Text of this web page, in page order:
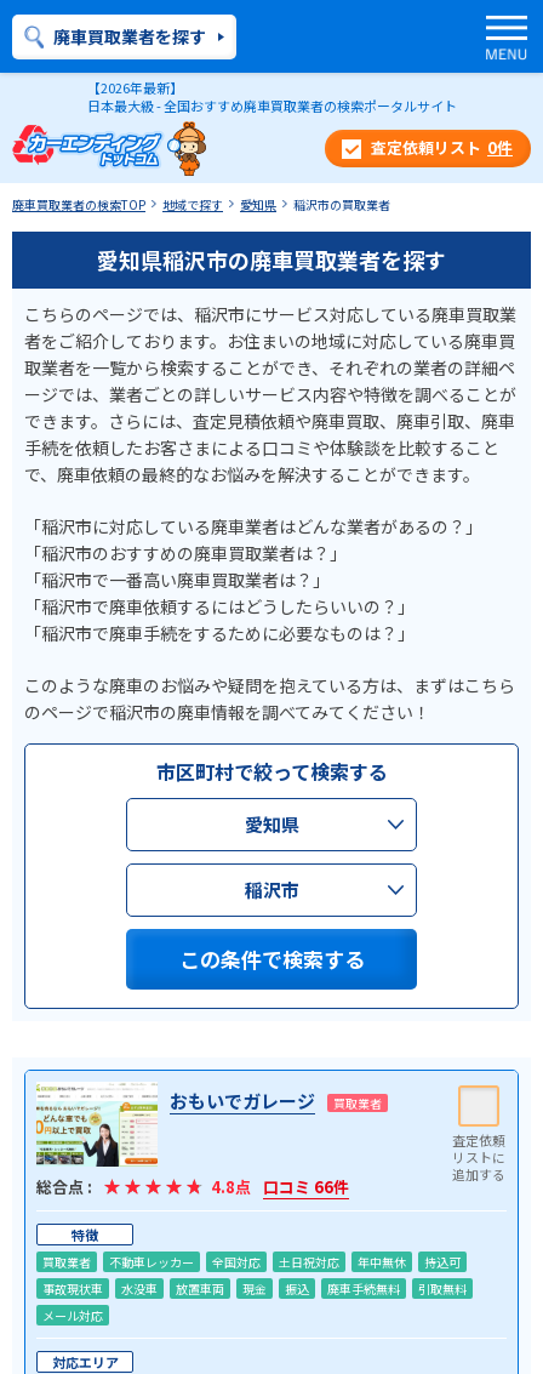
【2026年最新】
日本最大級 - 全国おすすめ廃車買取業者の検索ポータルサイト
0件
廃車買取業者を探す
廃車買取業者の検索TOP 地域で探す 愛知県 稲沢市の買取業者
愛知県稲沢市の廃車買取業者を探す
こちらのページでは、稲沢市にサービス対応している廃車買取業
者をご紹介しております。お住まいの地域に対応している廃車買
取業者を一覧から検索することができ、それぞれの業者の詳細ペ
ージでは、業者ごとの詳しいサービス内容や特徴を調べることが
できます。さらには、査定見積依頼や廃車買取、廃車引取、廃車
手続を依頼したお客さまによる口コミや体験談を比較すること
で、廃車依頼の最終的なお悩みを解決することができます。
「稲沢市に対応している廃車業者はどんな業者があるの？」
「稲沢市のおすすめの廃車買取業者は？」
「稲沢市で一番高い廃車買取業者は？」
「稲沢市で廃車依頼するにはどうしたらいいの？」
「稲沢市で廃車手続をするために必要なものは？」
このような廃車のお悩みや疑問を抱えている方は、まずはこちら
のページで稲沢市の廃車情報を調べてみてください！
市区町村で絞って検索する
愛知県
稲沢市
この条件で検索する
おもいでガレージ 買取業者
総合点 : 4.8点 口コミ 66件
特徴
買取業者 不動車レッカー 全国対応 土日祝対応 年中無休
持込可
事故現状車
水没車 放置車両 現金 振込 廃車手続無料
引取無料
メール対応
対応エリア